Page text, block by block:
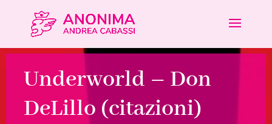
Underworld – Don
DeLillo (citazioni)